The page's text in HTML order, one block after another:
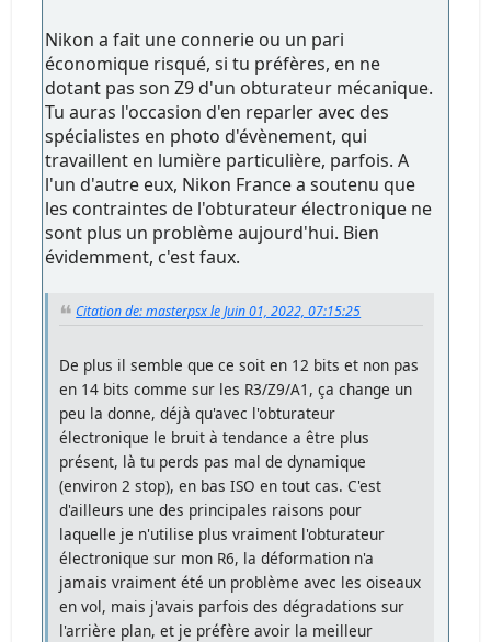
Nikon a fait une connerie ou un pari
économique risqué, si tu préfères, en ne
dotant pas son Z9 d'un obturateur mécanique.
Tu auras l'occasion d'en reparler avec des
spécialistes en photo d'évènement, qui
travaillent en lumière particulière, parfois. A
l'un d'autre eux, Nikon France a soutenu que
les contraintes de l'obturateur électronique ne
sont plus un problème aujourd'hui. Bien
évidemment, c'est faux.
Citation de: masterpsx le Juin 01, 2022, 07:15:25
De plus il semble que ce soit en 12 bits et non pas
en 14 bits comme sur les R3/Z9/A1, ça change un
peu la donne, déjà qu'avec l'obturateur
électronique le bruit à tendance a être plus
présent, là tu perds pas mal de dynamique
(environ 2 stop), en bas ISO en tout cas. C'est
d'ailleurs une des principales raisons pour
laquelle je n'utilise plus vraiment l'obturateur
électronique sur mon R6, la déformation n'a
jamais vraiment été un problème avec les oiseaux
en vol, mais j'avais parfois des dégradations sur
l'arrière plan, et je préfère avoir la meilleur